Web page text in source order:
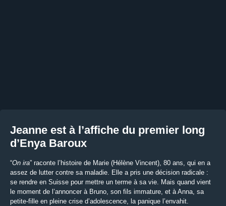
Jeanne est à l’affiche du premier long
d’Enya Baroux
“On ira” raconte l’histoire de Marie (Hélène Vincent), 80 ans, qui en a
assez de lutter contre sa maladie. Elle a pris une décision radicale :
se rendre en Suisse pour mettre un terme à sa vie. Mais quand vient
le moment de l’annoncer à Bruno, son fils immature, et à Anna, sa
petite-fille en pleine crise d’adolescence, la panique l’envahit.